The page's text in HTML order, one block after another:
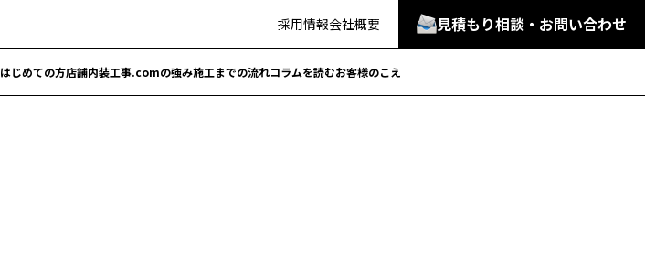
採用情報会社概要 見積もり相談・お問い合わせ
はじめての方店舗内装工事.comの強み施工までの流れコラムを読むお客様のこえ